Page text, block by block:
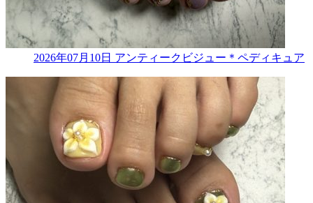
2026年07月10日 アンティークビジュー＊ペディキュア